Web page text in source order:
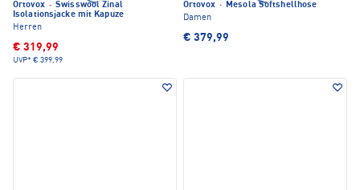
Ortovox · Swisswool Zinal
Isolationsjacke mit Kapuze
Herren
€ 319,99
UVP* € 399,99
Ortovox · Mesola Softshellhose
Damen
€ 379,99